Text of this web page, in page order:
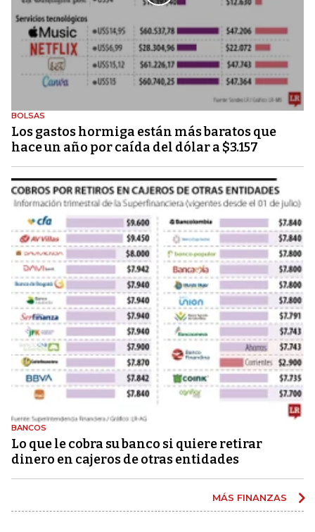
BOLSAS
Los gastos hormiga están más baratos que
hace un año por caída del dólar a $3.157
BANCOS
Lo que le cobra su banco si quiere retirar
dinero en cajeros de otras entidades
MÁS FINANZAS